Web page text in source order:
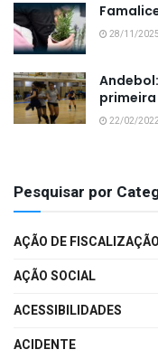
28/11/2025
22/02/2022
Pesquisar por
AÇÃO DE FISCALIZAÇÃO
AÇÃO SOCIAL
ACESSIBILIDADES
ACIDENTE